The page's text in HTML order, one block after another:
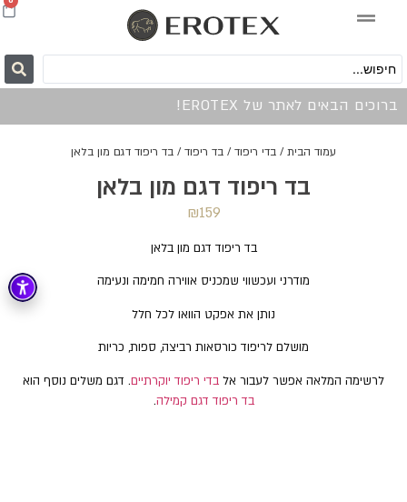
ברוכים הבאים לאתר של EROTEX!
עמוד הבית / בדי ריפוד / בד ריפוד / בד ריפוד דגם מון בלאן
בד ריפוד דגם מון בלאן
₪159
בד ריפוד דגם מון בלאן
מודרני ועכשווי שמכניס אווירה חמימה ונעימה
נותן את אפקט הוואו לכל חלל
מושלם לריפוד כורסאות רביצה, ספות, כריות
לרשימה המלאה אפשר לעבור אל בדי ריפוד יוקרתיים. דגם משלים נוסף הוא
בד ריפוד דגם קמילה.